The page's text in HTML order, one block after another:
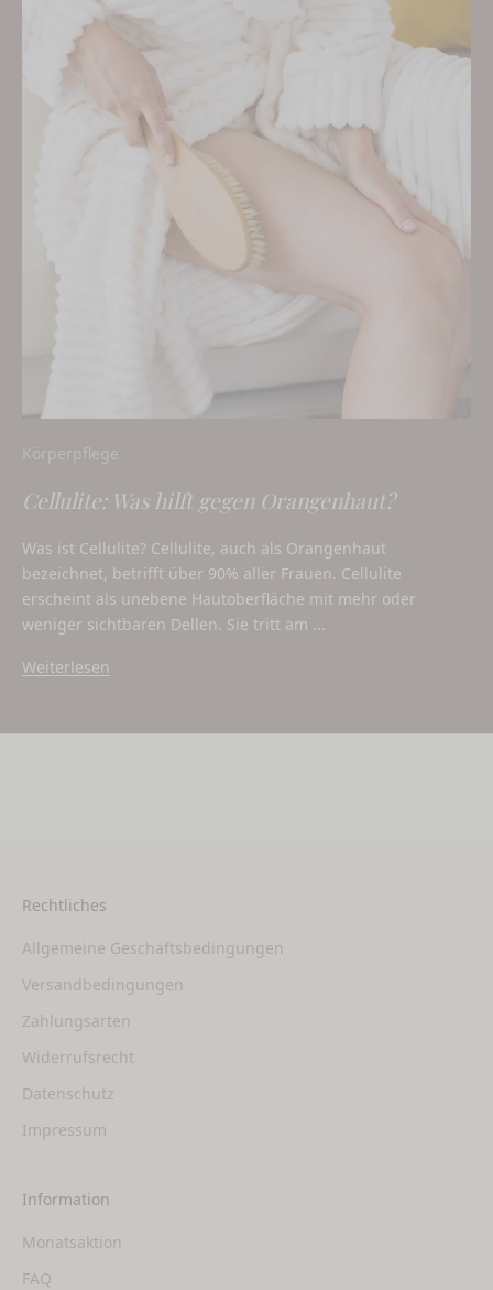
Körperpflege
Cellulite: Was hilft gegen Orangenhaut?
Was ist Cellulite? Cellulite, auch als Orangenhaut
bezeichnet, betrifft über 90% aller Frauen. Cellulite
erscheint als unebene Hautoberfläche mit mehr oder
weniger sichtbaren Dellen. Sie tritt am ...
Weiterlesen
Rechtliches
Allgemeine Geschäftsbedingungen
Versandbedingungen
Zahlungsarten
Widerrufsrecht
Datenschutz
Impressum
Information
Monatsaktion
FAQ